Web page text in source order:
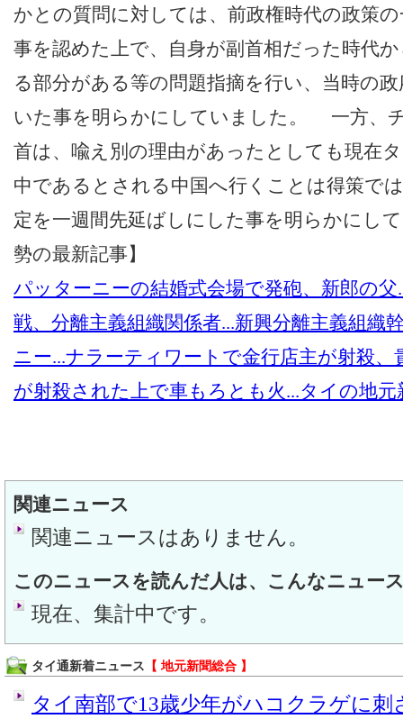
かとの質問に対しては、前政権時代の政策
事を認めた上で、自身が副首相だった時代
る部分がある等の問題指摘を行い、当時の
いた事を明らかにしていました。 一方、
首は、喩え別の理由があったとしても現在
中であるとされる中国へ行くことは得策で
定を一週間先延ばしにした事を明らかにし
勢の最新記事】
パッターニーの結婚式会場で発砲、新郎の父
戦、分離主義組織関係者...新興分離主義組織
ニー...ナラーティワートで金行店主が射殺、
が射殺された上で車もろとも火...タイの地元
関連ニュース
関連ニュースはありません。
このニュースを読んだ人は、こんなニュー
現在、集計中です。
タイ通新着ニュース 【 地元新聞総合 】
タイ南部で13歳少年がハコクラゲに刺